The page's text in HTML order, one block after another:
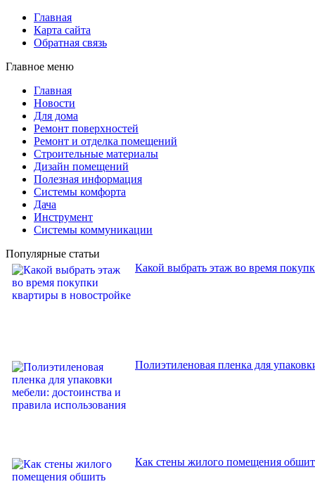
Главная
Карта сайта
Обратная связь
Главное меню
Главная
Новости
Для дома
Ремонт поверхностей
Ремонт и отделка помещений
Строительные материалы
Дизайн помещений
Полезная информация
Системы комфорта
Дача
Инструмент
Системы коммуникации
Популярные статьи
Какой выбрать этаж во время
Полиэтиленовая пленка для
Как стены жилого помещения